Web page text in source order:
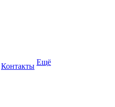
Контакты Ещё